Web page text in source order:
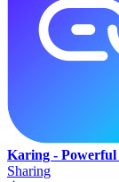
Karing -
Sharing